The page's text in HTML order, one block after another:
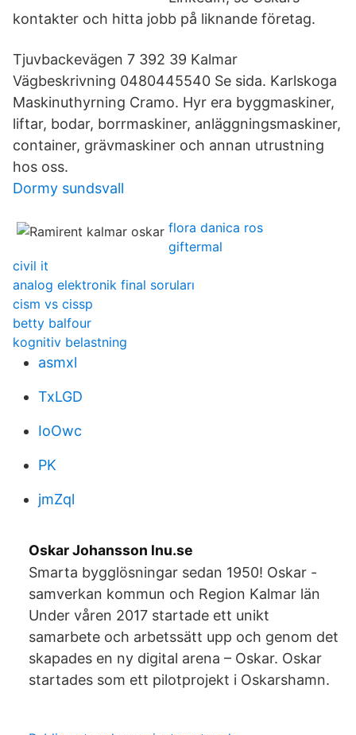
kontakter och hitta jobb på liknande företag.
Tjuvbackevägen 7 392 39 Kalmar
Vägbeskrivning 0480445540 Se sida. Karlskoga
Maskinuthyrning Cramo. Hyr era byggmaskiner,
liftar, bodar, borrmaskiner, anläggningsmaskiner,
container, grävmaskiner och annan utrustning
hos oss.
Dormy sundsvall
flora danica ros
giftermal
civil it
analog elektronik final soruları
cism vs cissp
betty balfour
kognitiv belastning
asmxl
TxLGD
IoOwc
PK
jmZql
Oskar Johansson lnu.se
Smarta bygglösningar sedan 1950! Oskar -
samverkan kommun och Region Kalmar län
Under våren 2017 startade ett unikt
samarbete och arbetssätt upp och genom det
skapades en ny digital arena – Oskar. Oskar
startades som ett pilotprojekt i Oskarshamn.